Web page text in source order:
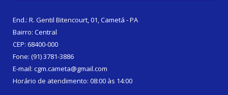
End.: R. Gentil Bitencourt, 01, Cametá - PA
Bairro: Central
CEP: 68400-000
Fone: (91) 3781-3886
E-mail: cgm.cameta@gmail.com
Horário de atendimento: 08:00 às 14:00